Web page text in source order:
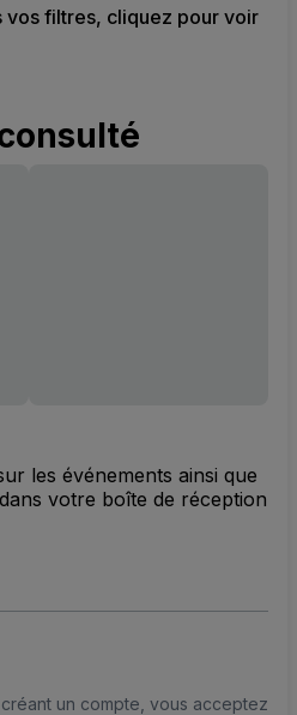
vos filtres, cliquez pour voir
les événements ainsi que
votre boîte de réception
un compte, vous acceptez